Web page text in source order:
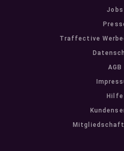
Jobs
Traffective
AGB
Hilfe
Mitgliedschaft